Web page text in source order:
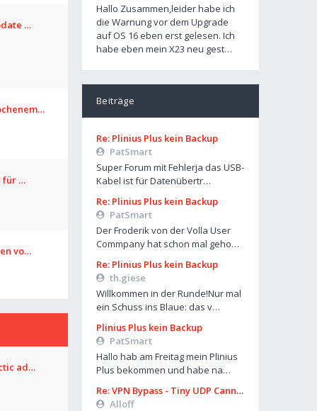
Hallo Zusammen,leider habe ich
die Warnung vor dem Upgrade
auf OS 16 eben erst gelesen. Ich
habe eben mein X23 neu gest…
Beiträge
Re: Plinius Plus kein Backup
PatSmart
Super Forum mit Fehlerja das USB-
Kabel ist für Datenübertr…
Re: Plinius Plus kein Backup
PatSmart
Der Froderik von der Volla User
Commpany hat schon mal geho…
Re: Plinius Plus kein Backup
th.giese
Willkommen in der Runde!Nur mal
ein Schuss ins Blaue: das v…
Plinius Plus kein Backup
PatSmart
Hallo hab am Freitag mein Plinius
Plus bekommen und habe na…
Re: VPN Bypass - Tiny UDP Cannon
Alloff
…
für …
vo…
ad…